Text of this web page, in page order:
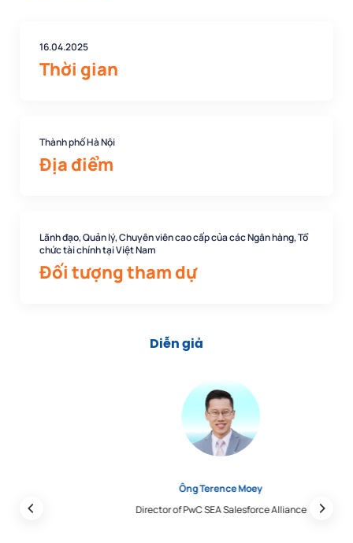
Thời gian
16.04.2025
Địa điểm
Thành phố Hà Nội
Đối tượng tham dự
Lãnh đạo, Quản lý, Chuyên viên cao cấp của các Ngân hàng, Tổ
chức tài chính tại Việt Nam
Diễn giả
Ông Terence Moey
Director of PwC SEA Salesforce Alliance